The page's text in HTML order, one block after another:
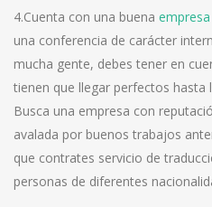
4.Cuenta con una buena
una conferencia de carácter
mucha gente, debes tener en
tienen que llegar perfectos hasta
Busca una empresa con
avalada por buenos trabajos
que contrates servicio de
personas de diferentes